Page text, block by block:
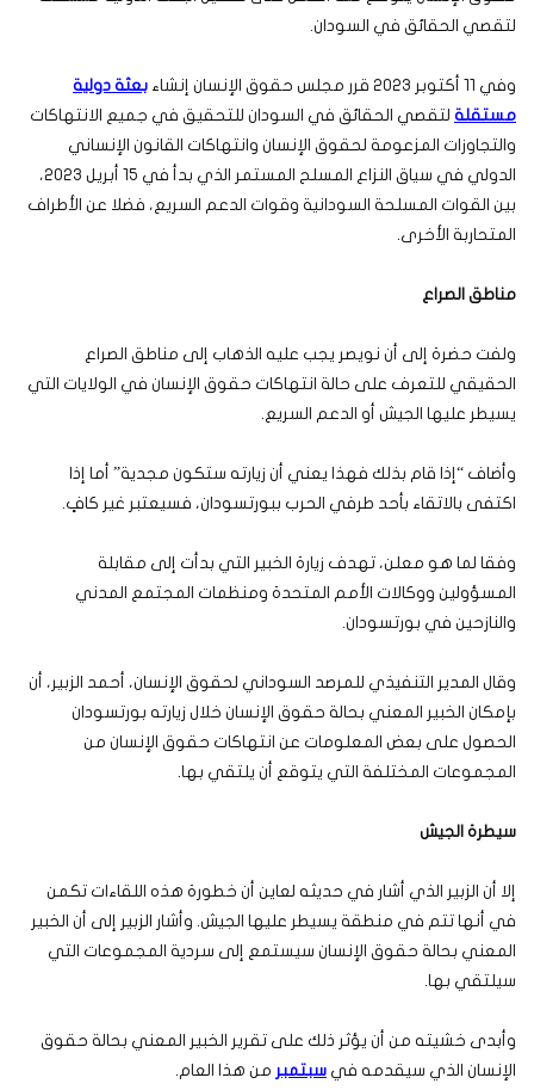
لتقصي الحقائق في السودان.
وفي 11 أكتوبر 2023 قرر مجلس حقوق الإنسان إنشاء
بعثة دولية
مستقلة لتقصي الحقائق في السودان للتحقيق في جميع الانتهاكات
والتجاوزات المزعومة لحقوق الإنسان وانتهاكات القانون الإنساني
الدولي في سياق النزاع المسلح المستمر الذي بدأ في 15 أبريل 2023،
بين القوات المسلحة السودانية وقوات الدعم السريع، فضلا عن الأطراف
المتحاربة الأخرى.
مناطق الصراع
ولفت حضرة إلى أن نويصر يجب عليه الذهاب إلى مناطق الصراع
الحقيقي للتعرف على حالة انتهاكات حقوق الإنسان في الولايات التي
يسيطر عليها الجيش أو الدعم السريع.
وأضاف “إذا قام بذلك فهذا يعني أن زيارته ستكون مجدية” أما إذا
اكتفى بالاتقاء بأحد طرفي الحرب ببورتسودان، فسيعتبر غير كافٍ.
وفقا لما هو معلن، تهدف زيارة الخبير التي بدأت إلى مقابلة
المسؤولين ووكالات الأمم المتحدة ومنظمات المجتمع المدني
والنازحين في بورتسودان.
وقال المدير التنفيذي للمرصد السوداني لحقوق الإنسان، أحمد الزبير، أن
بإمكان الخبير المعني بحالة حقوق الإنسان خلال زيارته بورتسودان
الحصول على بعض المعلومات عن انتهاكات حقوق الإنسان من
المجموعات المختلفة التي يتوقع أن يلتقي بها.
سيطرة الجيش
إلا أن الزبير الذي أشار في حديثه لعاين أن خطورة هذه اللقاءات تكمن
في أنها تتم في منطقة يسيطر عليها الجيش. وأشار الزبير إلى أن الخبير
المعني بحالة حقوق الإنسان سيستمع إلى سردية المجموعات التي
سيلتقي بها.
وأبدى خشيته من أن يؤثر ذلك على تقرير الخبير المعني بحالة حقوق
الإنسان الذي سيقدمه في سبتمبر من هذا العام.